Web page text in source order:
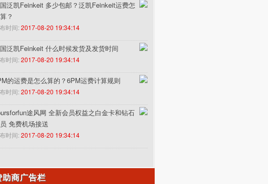
泛凯Feinkeit 多少包邮？泛凯Feinkeit运费怎
？
时间: 2017-08-20 19:34:14
泛凯Feinkeit 什么时候发货及发货时间
时间: 2017-08-20 19:34:14
的运费是怎么算的？6PM运费计算规则
时间: 2017-08-20 19:34:14
途风网 全新会员权益之白金卡和钻石
免费机场接送
时间: 2017-08-20 19:34:14
助商广告栏